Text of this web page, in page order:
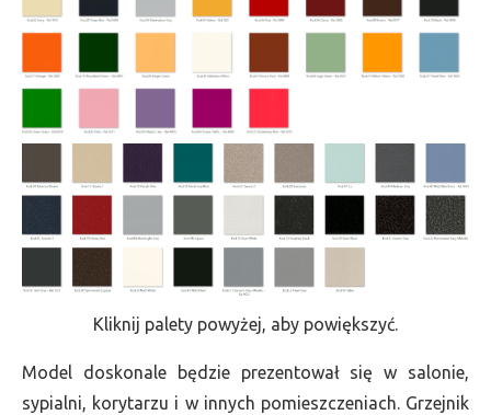
Kliknij palety powyżej, aby powiększyć.
Model doskonale będzie prezentował się w salonie,
sypialni, korytarzu i w innych pomieszczeniach. Grzejnik